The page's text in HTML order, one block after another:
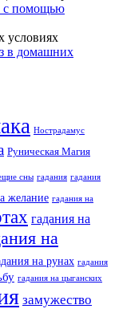
с помощью
в домашних
Нострадамус
Руническая Магия
сны гадания гадания
желание гадания на
гадания на
на
на рунах гадания
гадания на цыганских
замужество